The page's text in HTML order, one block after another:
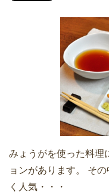
みょうがを使った料理
ョンがあります。 そ
く人気・・・